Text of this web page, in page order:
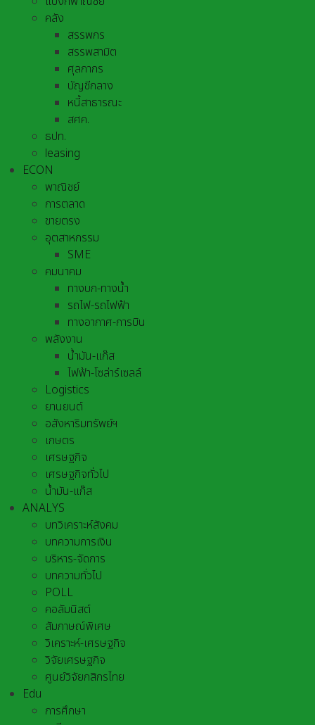
คลัง
สรรพกร
สรรพสามิต
ศุลกากร
บัญชีกลาง
หนี้สาธารณะ
สศค.
ธปท.
leasing
ECON
พาณิชย์
การตลาด
ขายตรง
อุตสาหกรรม
SME
คมนาคม
ทางบก-ทางน้ำ
รถไฟ-รถไฟฟ้า
ทางอากาศ-การบิน
พลังงาน
น้ำมัน-แก๊ส
ไฟฟ้า-โซล่าร์เซลล์
Logistics
ยานยนต์
อสังหาริมทรัพย์ฯ
เกษตร
เศรษฐกิจ
เศรษฐกิจทั่วไป
น้ำมัน-แก๊ส
ANALYS
บทวิเคราะห์สังคม
บทความการเงิน
บริหาร-จัดการ
บทความทั่วไป
POLL
คอลัมนิสต์
สัมภาษณ์พิเศษ
วิเคราะห์-เศรษฐกิจ
วิจัยเศรษฐกิจ
ศูนย์วิจัยกสิกรไทย
Edu
การศึกษา